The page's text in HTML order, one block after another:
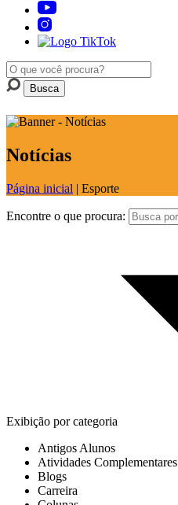
Notícias
Página inicial | Esporte
Encontre o que procura:
Exibição por categoria
Antigos Alunos
Atividades Complementares
Blogs
Carreira